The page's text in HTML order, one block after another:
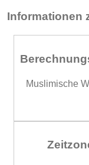
Informationen
Muslimische